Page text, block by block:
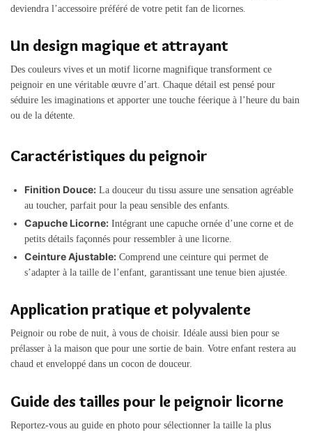
deviendra l’accessoire préféré de votre petit fan de licornes.
Un design magique et attrayant
Des couleurs vives et un motif licorne magnifique transforment ce
peignoir en une véritable œuvre d’art. Chaque détail est pensé pour
séduire les imaginations et apporter une touche féerique à l’heure du bain
ou de la détente.
Caractéristiques du peignoir
Finition Douce: La douceur du tissu assure une sensation agréable
au toucher, parfait pour la peau sensible des enfants.
Capuche Licorne: Intégrant une capuche ornée d’une corne et de
petits détails façonnés pour ressembler à une licorne.
Ceinture Ajustable: Comprend une ceinture qui permet de
s’adapter à la taille de l’enfant, garantissant une tenue bien ajustée.
Application pratique et polyvalente
Peignoir ou robe de nuit, à vous de choisir. Idéale aussi bien pour se
prélasser à la maison que pour une sortie de bain. Votre enfant restera au
chaud et enveloppé dans un cocon de douceur.
Guide des tailles pour le peignoir licorne
Reportez-vous au guide en photo pour sélectionner la taille la plus